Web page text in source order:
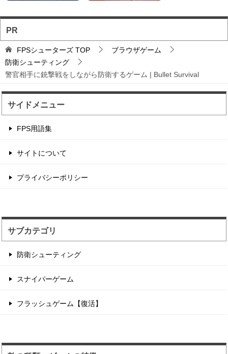
ソロとチーム戦を様々...
お手軽に対戦バトルを楽しめるのが魅力のブラウ
ザFPS。
住人を射撃して制限時間以内のハイスコアを目指
PR
FPSシューターズ TOP
ブラウザゲーム
防衛シューティング
警官相手に銃撃戦をしながら防衛するゲーム | Bullet Survival
サイドメニュー
FPS用語集
サイトについて
プライバシーポリシー
サブカテゴリ
防衛シューティング
スナイパーゲーム
フラッシュゲーム【復活】